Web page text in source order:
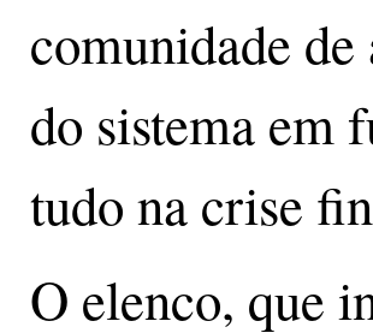
comunidade
do sistema em
tudo na crise
O elenco, que